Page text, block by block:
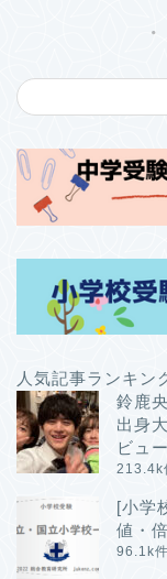
人気記事ランキン
鈴鹿
出身
ビュ
213.4k
[小学
値・
96.1k